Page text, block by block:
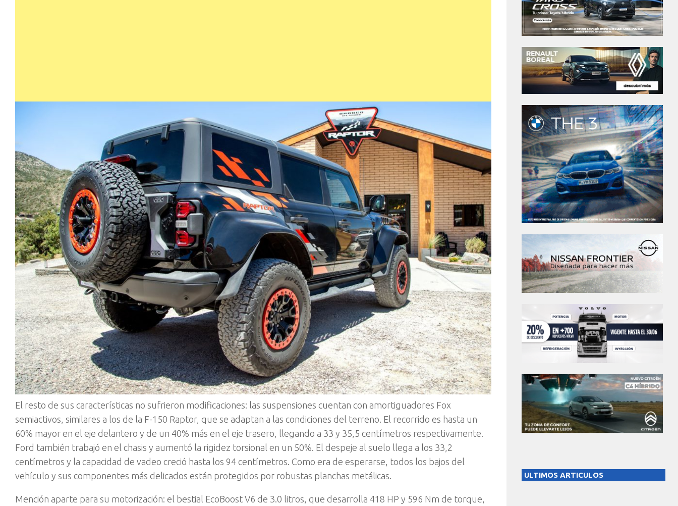
El resto de sus características no sufrieron modificaciones: las suspensiones cuentan con amortiguadores Fox
semiactivos, similares a los de la F-150 Raptor, que se adaptan a las condiciones del terreno. El recorrido es hasta un
60% mayor en el eje delantero y de un 40% más en el eje trasero, llegando a 33 y 35,5 centímetros respectivamente.
Ford también trabajó en el chasis y aumentó la rigidez torsional en un 50%. El despeje al suelo llega a los 33,2
centímetros y la capacidad de vadeo creció hasta los 94 centímetros. Como era de esperarse, todos los bajos del
vehículo y sus componentes más delicados están protegidos por robustas planchas metálicas.
Mención aparte para su motorización: el bestial EcoBoost V6 de 3.0 litros, que desarrolla 418 HP y 596 Nm de torque,
ULTIMOS ARTICULOS